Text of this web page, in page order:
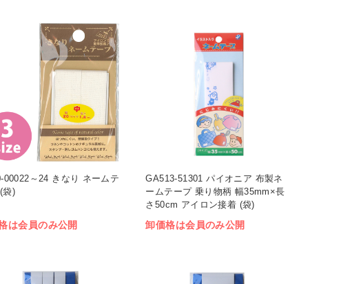
00022～24 きなり ネームテ
袋)
は会員のみ公開
GA513-51301 パイオニア 布製ネ
ームテープ 乗り物柄 幅35mm×長
さ50cm アイロン接着 (袋)
卸価格は会員のみ公開